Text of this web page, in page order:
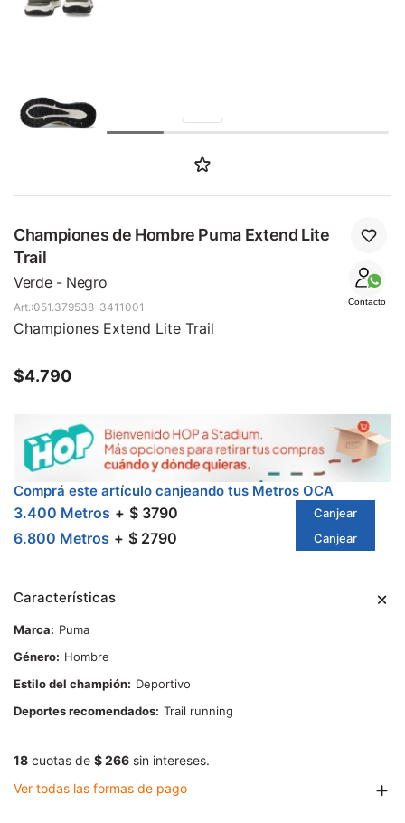
Championes de Hombre Puma Extend Lite
Trail
Verde - Negro
Contacto
051.379538-3411001
Championes Extend Lite Trail
$4.790
Comprá este artículo canjeando tus Metros OCA
3.400 Metros $ 3790 Canjear
6.800 Metros $ 2790 Canjear
Características
Marca
Puma
Género
Hombre
Estilo del champión
Deportivo
Deportes recomendados Trail running
18 cuotas de $ 266 sin intereses.
Ver todas las formas de pago